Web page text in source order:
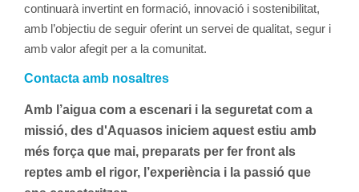
continuarà invertint en formació, innovació i sostenibilitat,
amb l’objectiu de seguir oferint un servei de qualitat, segur i
amb valor afegit per a la comunitat.
Contacta amb nosaltres
Amb l’aigua com a escenari i la seguretat com a
missió, des d'Aquasos iniciem aquest estiu amb
més força que mai, preparats per fer front als
reptes amb el rigor, l’experiència i la passió que